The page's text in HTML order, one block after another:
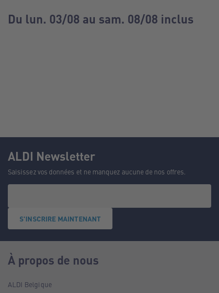
Du lun. 03/08 au sam. 08/08 inclus
ALDI Newsletter
Saisissez vos données et ne manquez aucune de nos offres.
S'INSCRIRE MAINTENANT
À propos de nous
ALDI Belgique